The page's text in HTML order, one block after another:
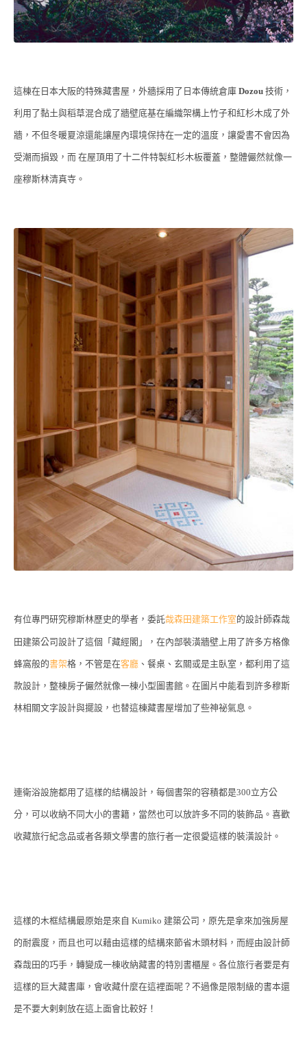
這棟在日本大阪的特殊藏書屋，外牆採用了日本傳統倉庫 Dozou 技術，
利用了黏土與稻草混合成了牆壁底基在編織架構上竹子和紅杉木成了外
牆，不但冬暖夏涼還能讓屋內環境保持在一定的溫度，讓愛書不會因為
受潮而損毀，而 在屋頂用了十二件特製紅杉木板覆蓋，整體儼然就像一
座穆斯林清真寺。
有位專門研究穆斯林歷史的學者，委託哉森田建築工作室的設計師森哉
田建築公司設計了這個「藏經閣」，在內部裝潢牆壁上用了許多方格像
蜂窩般的書架格，不管是在客廳 、餐桌、玄關或是主臥室，都利用了這
款設計，整棟房子儼然就像一棟小型圖書館。在圖片中能看到許多穆斯
林相關文字設計與擺設，也替這棟藏書屋增加了些神祕氣息。
連衛浴設施都用了這樣的結構設計，每個書架的容積都是300立方公
分，可以收納不同大小的書籍，當然也可以放許多不同的裝飾品。喜歡
收藏旅行紀念品或者各類文學書的旅行者一定很愛這樣的裝潢設計。
這樣的木框結構最原始是來自 Kumiko 建築公司，原先是拿來加強房屋
的耐震度，而且也可以藉由這樣的結構來節省木頭材料，而經由設計師
森哉田的巧手，轉變成一棟收納藏書的特別書櫃屋。各位旅行者要是有
這樣的巨大藏書庫，會收藏什麼在這裡面呢？ 不過像是限制級的書本還
是不要大剌剌放在這上面會比較好！